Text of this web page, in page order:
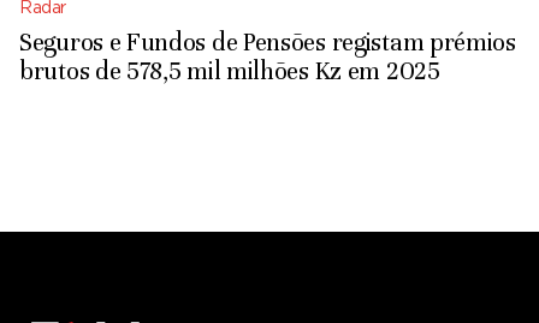
Radar
Seguros e Fundos de Pensões registam prémios
brutos de 578,5 mil milhões Kz em 2025